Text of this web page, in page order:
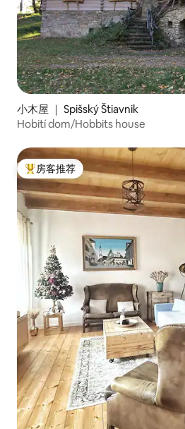
小木屋 ｜ Spišský Štiavnik
Hobití dom/Hobbits house
热门「房客推荐」
房客推荐